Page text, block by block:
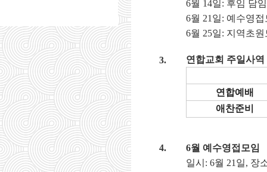
6월 14일: 후임 담
6월 21 일: 예수영접
6월 25일: 지역초원
3. 연합교회 주일사역
연합예배
애찬준비
4. 6월 예수영접모임
일시 : 6월 21 일, 장